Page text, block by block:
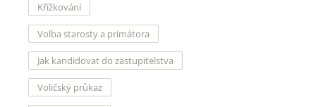
Křížkování
Volba starosty a primátora
Jak kandidovat do zastupitelstva
Voličský průkaz